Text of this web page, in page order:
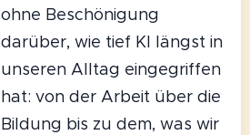
ohne Beschönigung
darüber, wie tief KI längst in
unseren Alltag eingegriffen
hat: von der Arbeit über die
Bildung bis zu dem, was wir